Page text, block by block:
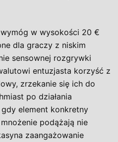
w wysokości 20 €
dla graczy z niskim
sensownej rozgrywki
entuzjasta korzyść z
zrzekanie się ich do
po działania
element konkretny
podążają nie
zaangażowanie